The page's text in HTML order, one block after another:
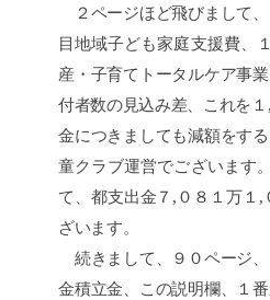
２ページほど飛びまして
目地域子ども家庭支援費、
産・子育てトータルケア事
付者数の見込み差、これを１
金につきましても減額をす
童クラブ運営でございます
て、都支出金７ , ０８１万１ ,
ざいます。
続きまして、９０ページ
金積立金、この説明欄、１